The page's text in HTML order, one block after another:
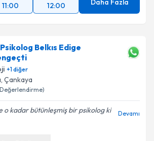
11:00 12:00 Daha Fazla
Belkıs Edige
+1diğer
, Çankaya
Değerlendirme)
o kadar bütünleşmiş bir psikolog ki
Devamı